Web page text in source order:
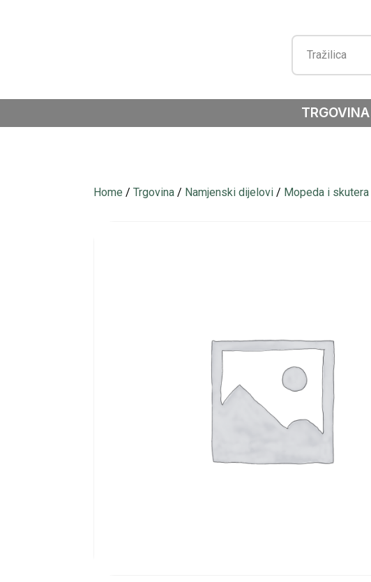
TRGOVINA
Home /Trgovina / Namjenski dijelovi / Mopeda i skutera